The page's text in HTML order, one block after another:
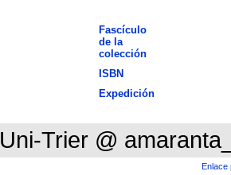
Fascículo
de la
colección
ISBN
Expedición
Uni-Trier @
Enlace